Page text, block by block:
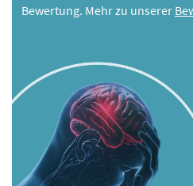
Bewertung. Mehr zu unserer